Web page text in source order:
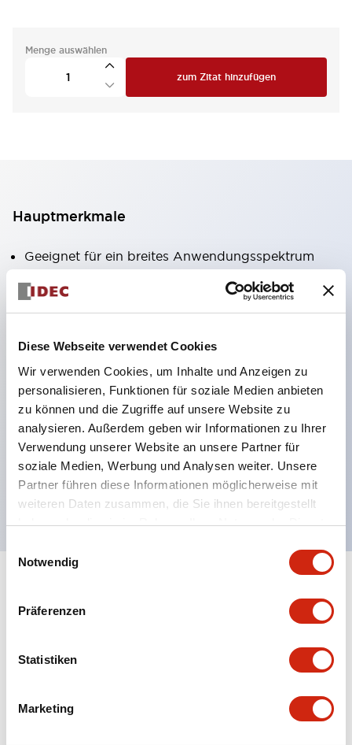
Diese Webseite verwendet Cookies
Wir verwenden Cookies, um Inhalte und Anzeigen zu
personalisieren, Funktionen für soziale Medien anbieten
zu können und die Zugriffe auf unsere Website zu
analysieren. Außerdem geben wir Informationen zu Ihrer
Verwendung unserer Website an unsere Partner für
soziale Medien, Werbung und Analysen weiter. Unsere
Partner führen diese Informationen möglicherweise mit
weiteren Daten zusammen, die Sie ihnen bereitgestellt
haben oder die sie im Rahmen Ihrer Nutzung der Dienste
Notwendig
Präferenzen
Statistiken
Marketing
Menge auswählen
zum Zitat hinzufügen
Hauptmerkmale
Geeignet für ein breites Anwendungsspektrum
von der Konsumelektronik bis zum FA-Bereich
LED-Beleuchtungseinheit mit integriertem
LED-Lampenkörper
Schutzarten IP40 und IP65 vollständig verfügbar
(IEC 60529)
UL- und CSA-zertifiziert. Entspricht EN (Europa)
Normen. CCC-zertifiziert (außer Anzeigeleuchten).
Mit speziellem Zubehör leicht auf Φ22 Flash-
Silhouette umstellbar
Electrical Specifications (rated illuminated